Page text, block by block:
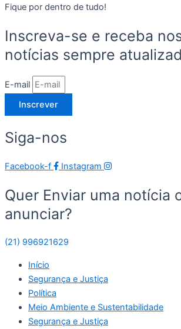
Fique por dentro de tudo!
Inscreva-se e receba
notícias sempre
E-mail
Inscrever
Siga-nos
Facebook-f Instagram
Quer Enviar uma notícia
anunciar?
(21) 996921629
Início
Segurança e Justiça
Política
Meio Ambiente e Sustentabilidade
Segurança e Justiça